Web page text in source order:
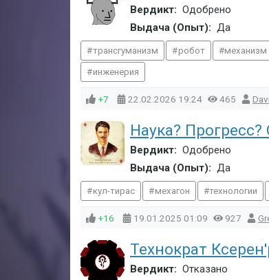
Вердикт: Одобрено
Выдача (Опыт): Да
трансгуманизм робот механизм
инженерия
+7 22.02.2026 19:24 465
Наука?
Вердикт: Одобрено
Выдача (Опыт): Да
кул-тирас мехагон технологии
+16 19.01.2025 01:09 927
Технократ
Вердикт: Отказано